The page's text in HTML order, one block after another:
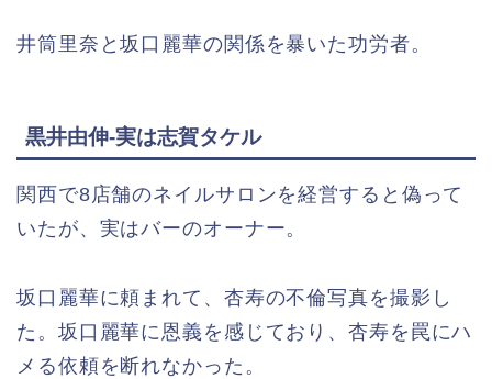
井筒里奈と坂口麗華の関係を暴いた功労者。
黒井由伸-実は志賀タケル
関西で8店舗のネイルサロンを経営すると偽って
いたが、実はバーのオーナー。
坂口麗華に頼まれて、杏寿の不倫写真を撮影し
た。坂口麗華に恩義を感じており、杏寿を罠にハ
メる依頼を断れなかった。